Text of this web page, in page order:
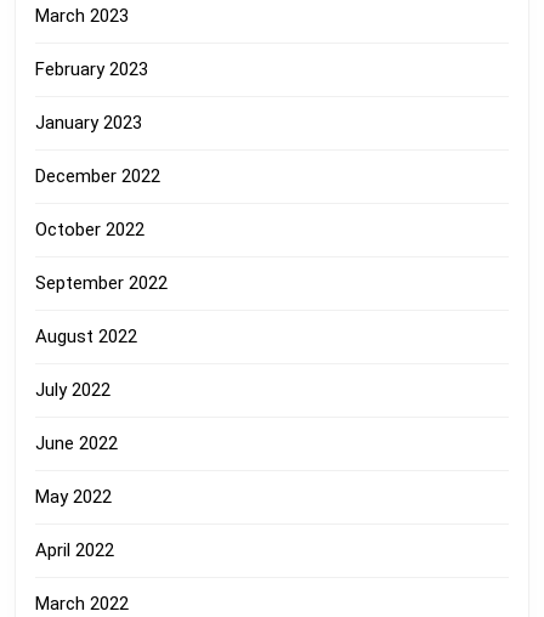
March 2023
February 2023
January 2023
December 2022
October 2022
September 2022
August 2022
July 2022
June 2022
May 2022
April 2022
March 2022